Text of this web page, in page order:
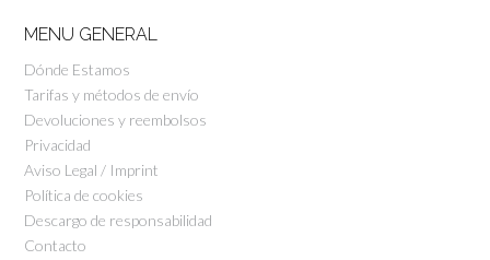
MENU GENERAL
Dónde Estamos
Tarifas y métodos de envío
Devoluciones y reembolsos
Privacidad
Aviso Legal / Imprint
Política de cookies
Descargo de responsabilidad
Contacto